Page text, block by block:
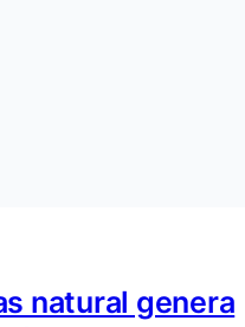
natural genera